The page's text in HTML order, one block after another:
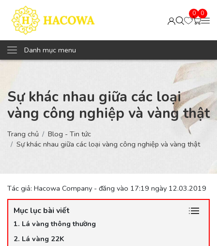
0 0
Danh mục menu
Sự khác nhau giữa các loại
vàng công nghiệp và vàng thật
Trang chủ
Blog - Tin tức
Sự khác nhau giữa các loại vàng công nghiệp và vàng thật
Tác giả: Hacowa Company - đăng vào 17:19 ngày 12.03.2019
Mục lục bài viết
1. Lá vàng thông thường
2. Lá vàng 22K